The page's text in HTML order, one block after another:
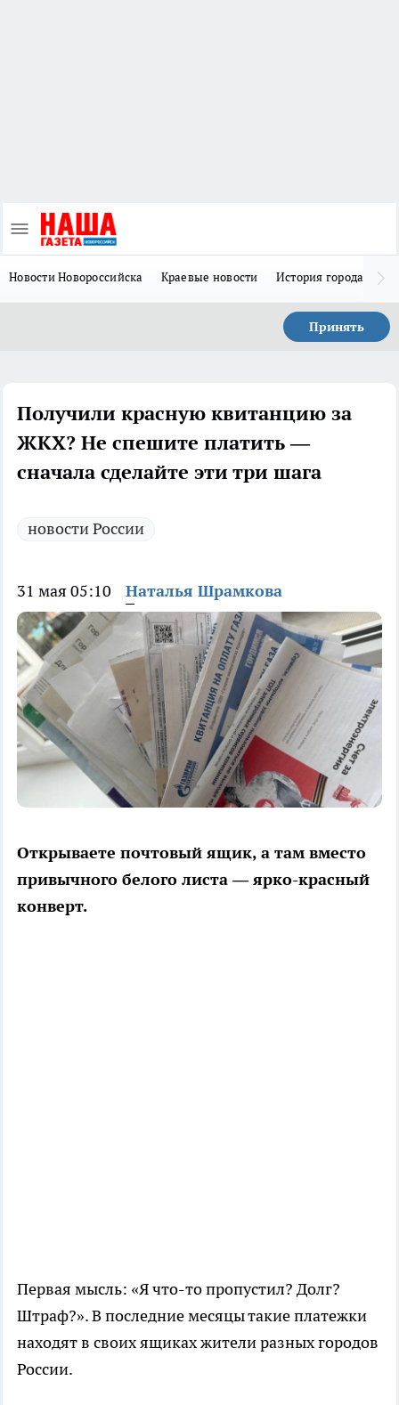
Новости Новороссийска Краевые новости История города Н
Принять
Получили красную квитанцию за
ЖКХ? Не спешите платить —
сначала сделайте эти три шага
новости России
31 мая 05:10 Наталья Шрамкова
Открываете почтовый ящик, а там вместо
привычного белого листа — ярко-красный
конверт.
Первая мысль: «Я что-то пропустил? Долг?
Штраф?». В последние месяцы такие платежки
находят в своих ящиках жители разных городов
России.